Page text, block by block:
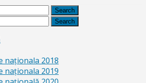
naționala 2018
naționala 2019